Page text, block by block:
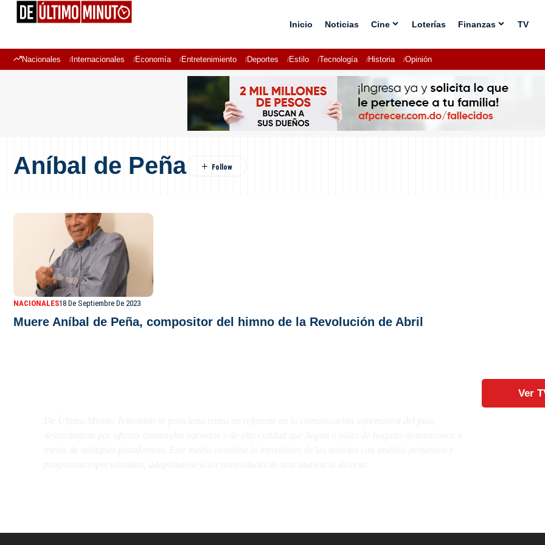
Inicio Noticias Cine Loterías Finanzas TV
Nacionales Internacionales Economía Entretenimiento Deportes Estilo Tecnología Historia Opinión
Aníbal de Peña
NACIONALES18 De Septiembre De 2023
Muere Aníbal de Peña, compositor del himno de la Revolución de Abril
Ver